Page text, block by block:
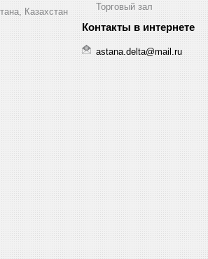
Казахстан
Торговый зал
astana.delta@mail.ru